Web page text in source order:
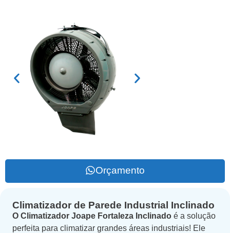
Orçamento
Climatizador de Parede Industrial Inclinado
O Climatizador Joape Fortaleza Inclinado é a solução
perfeita para climatizar grandes áreas industriais! Ele